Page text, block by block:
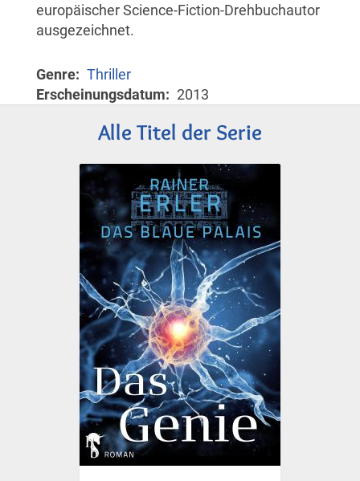
europäischer Science-Fiction-Drehbuchautor
ausgezeichnet.
Genre
Thriller
Erscheinungsdatum
2013
Alle Titel der Serie